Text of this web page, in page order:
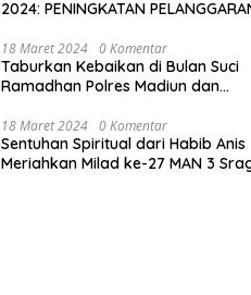
2024: PENINGKATAN
18 Maret 2024 0 Komentar
Taburkan Kebaikan di Bulan Suci
Ramadhan Polres Madiun dan
18 Maret 2024 0 Komentar
Sentuhan Spiritual dari Habib Anis
Meriahkan Milad ke-27 MAN 3